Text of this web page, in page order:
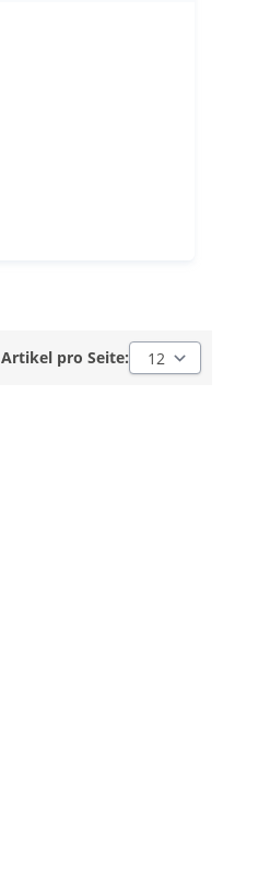
Artikel pro Seite: Artikel pro Seite: